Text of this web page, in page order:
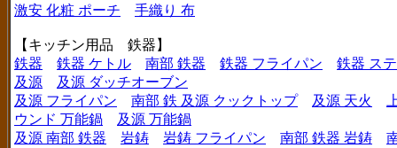
激安 化粧 ポーチ
手織り 布
【キッチン用品 鉄器】
鉄器
鉄器 ケトル 南部 鉄器 鉄器 フライパン
鉄器 ス
及源
及源 ダッチオーブン
及源 フライパン
南部 鉄 及源 クックトップ 及源 天火
ウンド 万能鍋
及源 万能鍋
及源 南部 鉄器
岩鋳 岩鋳 フライパン 南部 鉄器 岩鋳